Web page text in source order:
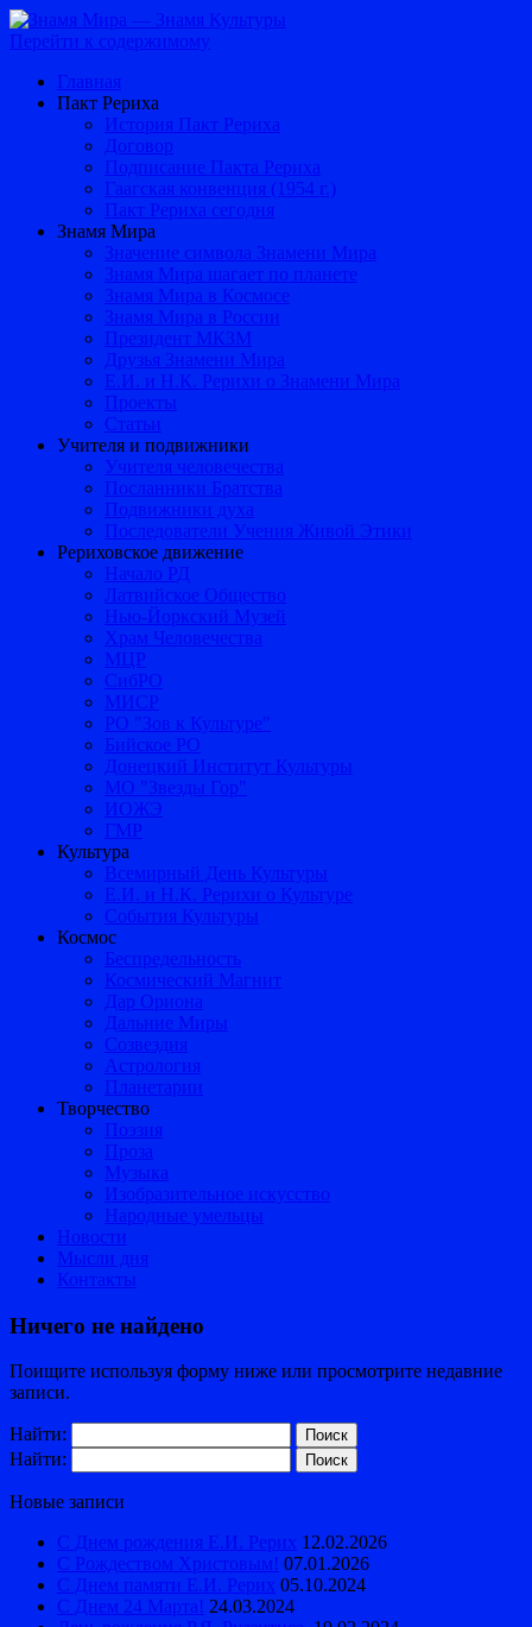
Перейти к содержимому
Главная
Пакт Рериха
История Пакт Рериха
Договор
Подписание Пакта Рериха
Гаагская конвенция (1954 г.)
Пакт Рериха сегодня
Знамя Мира
Значение символа Знамени Мира
Знамя Мира шагает по планете
Знамя Мира в Космосе
Знамя Мира в России
Президент МКЗМ
Друзья Знамени Мира
Е.И. и Н.К. Рерихи о Знамени Мира
Проекты
Статьи
Учителя и подвижники
Учителя человечества
Посланники Братства
Подвижники духа
Последователи Учения Живой Этики
Рериховское движение
Начало РД
Латвийское Общество
Нью-Йоркский Музей
Храм Человечества
МЦР
СибРО
МИСР
РО "Зов к Культуре"
Бийское РО
Донецкий Институт Культуры
МО "Звезды Гор"
ИОЖЭ
ГМР
Культура
Всемирный День Культуры
Е.И. и Н.К. Рерихи о Культуре
События Культуры
Космос
Беспредельность
Космический Магнит
Дар Ориона
Дальние Миры
Созвездия
Астрология
Планетарии
Творчество
Поэзия
Проза
Музыка
Изобразительное искусство
Народные умельцы
Новости
Мысли дня
Контакты
Ничего не найдено
Поищите используя форму ниже или просмотрите недавние
записи.
Найти:
Найти:
Новые записи
С Днем рождения Е.И. Рерих 12.02.2026
С Рождеством Христовым! 07.01.2026
С Днем памяти Е.И. Рерих 05.10.2024
С Днем 24 Марта! 24.03.2024